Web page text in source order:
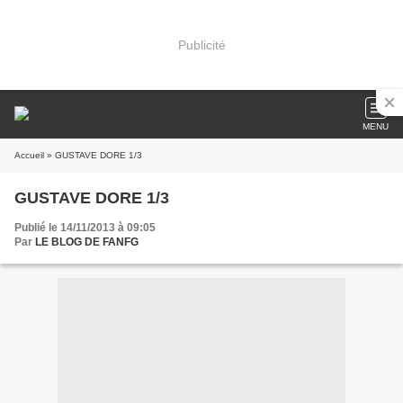
Publicité
MENU
Accueil » GUSTAVE DORE 1/3
GUSTAVE DORE 1/3
Publié le 14/11/2013 à 09:05
Par LE BLOG DE FANFG